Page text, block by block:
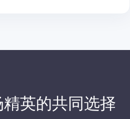
英的共同选择